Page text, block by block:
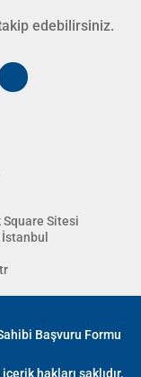
edebilirsiniz.
Sitesi
hakları saklıdır.
Başvuru Formu